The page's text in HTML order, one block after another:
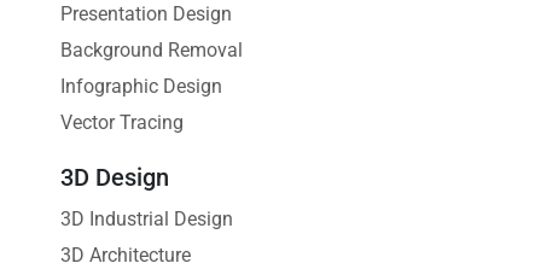
Presentation Design
Background Removal
Infographic Design
Vector Tracing
3D Design
3D Industrial Design
3D Architecture